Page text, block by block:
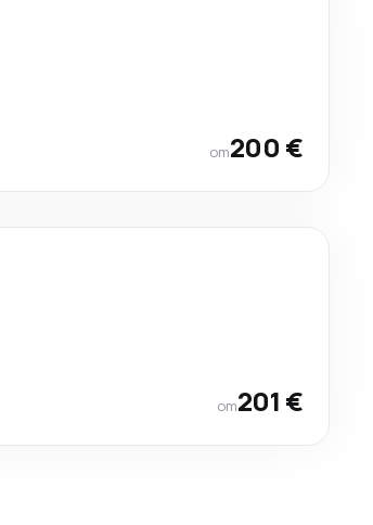
от200 €
от201 €